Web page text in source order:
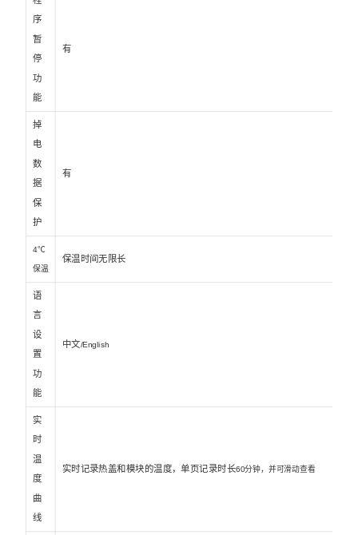
序
暂
停
功
能
有
掉
电
数
据
保
护
有
4℃
保温
保温时间无限长
语
言
设
置
功
能
中文/English
实
时
温
度
曲
线
实时记录热盖和模块的温度，单页记录时长60分钟，并可滑动查看